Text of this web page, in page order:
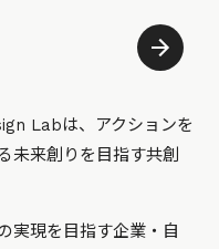
Labは、アクションを
未来創りを目指す共創
実現を目指す企業・自